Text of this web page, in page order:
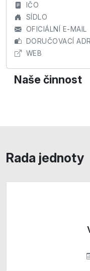
IČO
SÍDLO
OFICIÁLNÍ E-MAIL
DORUČOVACÍ
WEB
Naše činnost
Rada jednoty